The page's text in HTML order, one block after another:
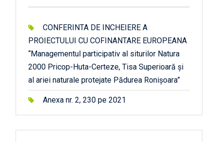
CONFERINTA DE INCHEIERE A
PROIECTULUI CU COFINANTARE EUROPEANA
“Managementul participativ al siturilor Natura
2000 Pricop-Huta-Certeze, Tisa Superioară și
al ariei naturale protejate Pădurea Ronișoara”
Anexa nr. 2, 230 pe 2021